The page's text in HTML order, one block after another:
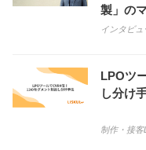
製」の
インタビュ
LPOツ
し分け
制作・接客